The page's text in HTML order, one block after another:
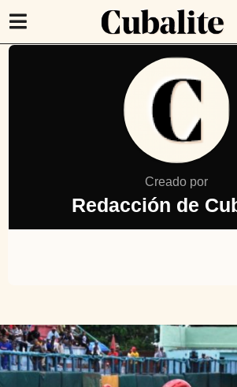
Creado por
Redacción de